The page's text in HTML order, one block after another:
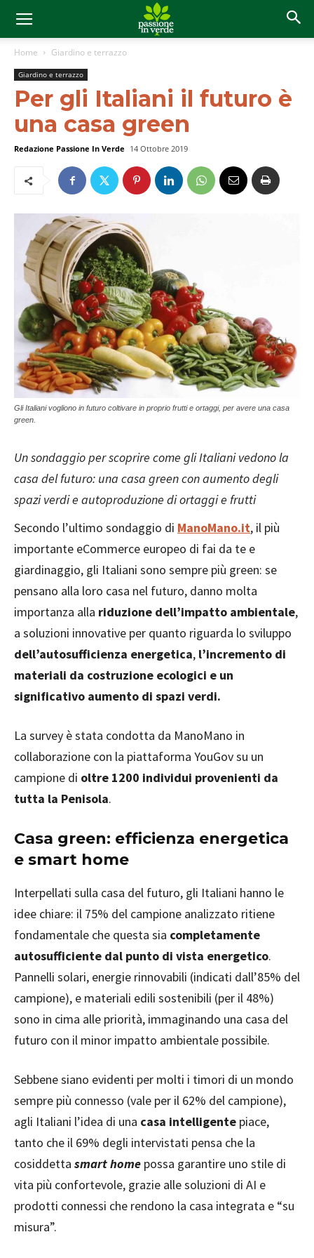
Home Giardino e terrazzo
Giardino e terrazzo
Per gli Italiani il futuro è
una casa green
Redazione Passione In Verde 14 Ottobre 2019
Gli Italiani vogliono in futuro coltivare in proprio frutti e ortaggi, per avere una casa
green.
Un sondaggio per scoprire come gli Italiani vedono la
casa del futuro: una casa green con aumento degli
spazi verdi e autoproduzione di ortaggi e frutti
Secondo l’ultimo sondaggio di ManoMano.it, il più
importante eCommerce europeo di fai da te e
giardinaggio, gli Italiani sono sempre più green: se
pensano alla loro casa nel futuro, danno molta
importanza alla riduzione dell’impatto ambientale,
a soluzioni innovative per quanto riguarda lo sviluppo
dell’autosufficienza energetica, l’incremento di
materiali da costruzione ecologici e un
significativo aumento di spazi verdi.
La survey è stata condotta da ManoMano in
collaborazione con la piattaforma YouGov su un
campione di oltre 1200 individui provenienti da
tutta la Penisola.
Casa green: efficienza energetica
e smart home
Interpellati sulla casa del futuro, gli Italiani hanno le
idee chiare: il 75% del campione analizzato ritiene
fondamentale che questa sia completamente
autosufficiente dal punto di vista energetico.
Pannelli solari, energie rinnovabili (indicati dall’85% del
campione), e materiali edili sostenibili (per il 48%)
sono in cima alle priorità, immaginando una casa del
futuro con il minor impatto ambientale possibile.
Sebbene siano evidenti per molti i timori di un mondo
sempre più connesso (vale per il 62% del campione),
agli Italiani l’idea di una casa intelligente piace,
tanto che il 69% degli intervistati pensa che la
cosiddetta smart home possa garantire uno stile di
vita più confortevole, grazie alle soluzioni di AI e
prodotti connessi che rendono la casa integrata e “su
misura”.